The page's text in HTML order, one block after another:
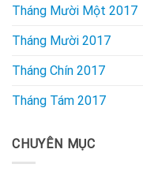
Tháng Mười Một 2017
Tháng Mười 2017
Tháng Chín 2017
Tháng Tám 2017
CHUYÊN MỤC